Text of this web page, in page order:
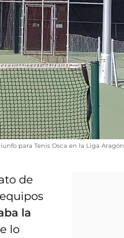
para Tenis Osca en la Liga Aragón.
de
la
lo